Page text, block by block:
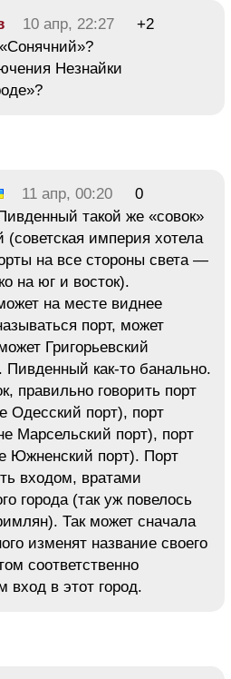
10 апр, 22:27
+2
Незнайки
11 апр, 00:20
0
такой же «совок»
империя хотела
на все стороны света —
на юг и восток).
на месте виднее
порт, может
Григорьевский
Пивденный как-то банально.
правильно говорить порт
Одесский порт), порт
Марсельский порт), порт
Южненский порт). Порт
входом, вратами
города (так уж повелось
Так может сначала
изменят название своего
соответственно
вход в этот город.